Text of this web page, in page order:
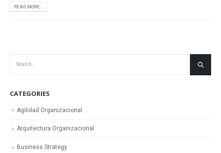
READ MORE...
CATEGORIES
Agilidad Organizacional
Arquitectura Organizacional
Business Strategy